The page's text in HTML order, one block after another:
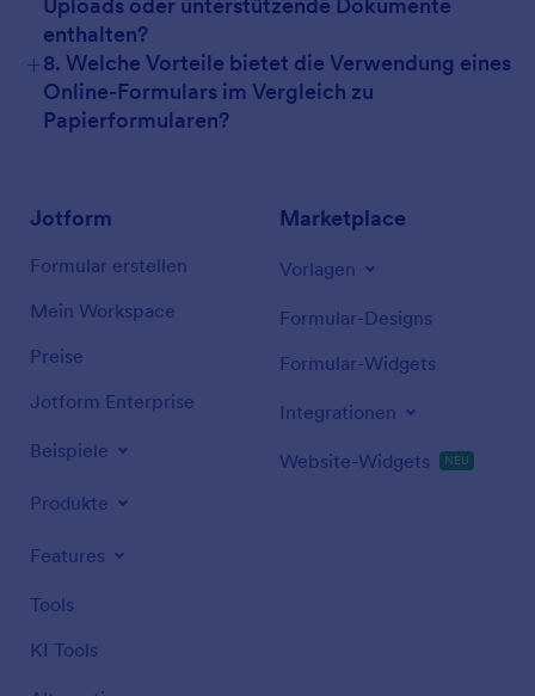
enthalten?
+8. Welche Vorteile bietet die Verwendung eines
Online-Formulars im Vergleich zu
Papierformularen?
Jotform
Formular erstellen
Mein Workspace
Preise
Jotform Enterprise
Beispiele
Produkte
Features
Tools
KI Tools
Marketplace
Vorlagen
Formular-Designs
Formular-Widgets
Integrationen
Website-Widgets NEU